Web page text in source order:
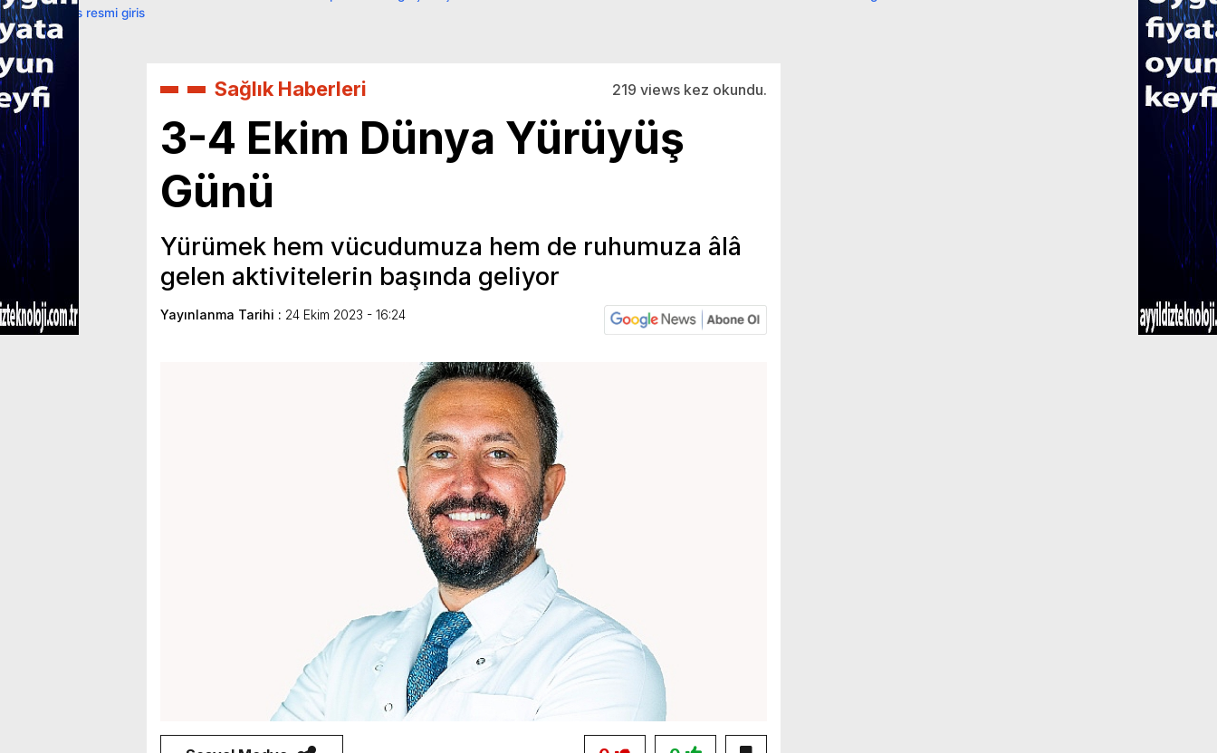
primebahis resmi giris
Sağlık Haberleri 219 views kez okundu.
3-4 Ekim Dünya Yürüyüş
Günü
Yürümek hem vücudumuza hem de ruhumuza âlâ
gelen aktivitelerin başında geliyor
Yayınlanma Tarihi : 24 Ekim 2023 - 16:24